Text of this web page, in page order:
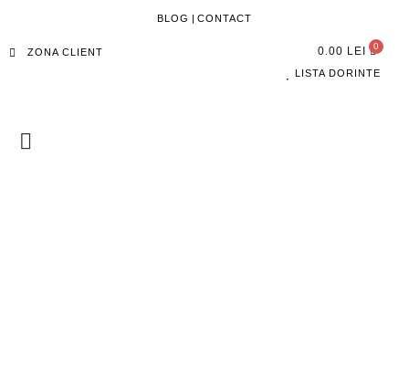
BLOG | CONTACT
ZONA CLIENT 0.00 LEI
LISTA DORINTE